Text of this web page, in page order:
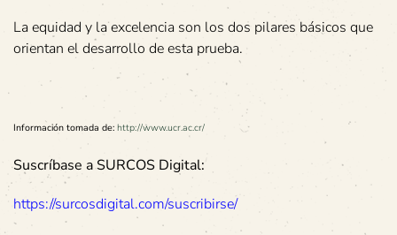
La equidad y la excelencia son los dos pilares básicos que
orientan el desarrollo de esta prueba.
Información tomada de: http://www.ucr.ac.cr/
Suscríbase a SURCOS Digital:
https://surcosdigital.com/suscribirse/